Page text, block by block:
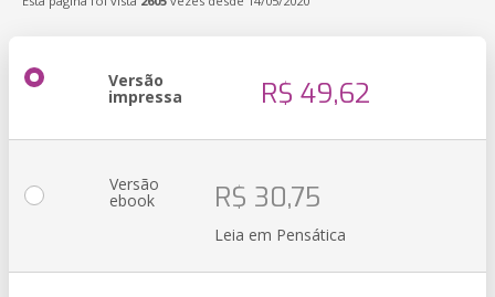
Versão
impressa R$ 49,62
Versão
ebook R$ 30,75
Leia em Pensática